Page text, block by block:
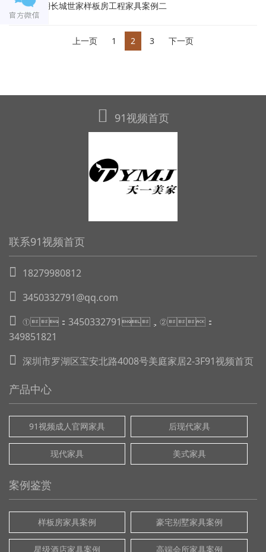
东莞松山湖长城世家样板房工程家具案例二
上一页 1 2 3 下一页
91视频首页
联系91视频首页
18279980812
3450332791@qq.com
①：3450332791，②：
349851821
深圳市罗湖区宝安北路4008号美庭家居2-3F91视频首页
产品中心
91视频成人官网家具 后现代家具
现代家具 美式家具
案例鉴赏
样板房家具案例 豪宅别墅家具案例
星级酒店家具案例 高端会所家具案例